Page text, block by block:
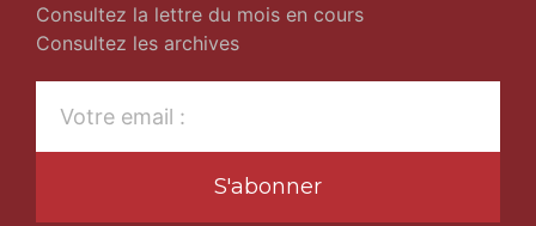
Consultez la lettre du mois en cours
Consultez les archives
S'abonner